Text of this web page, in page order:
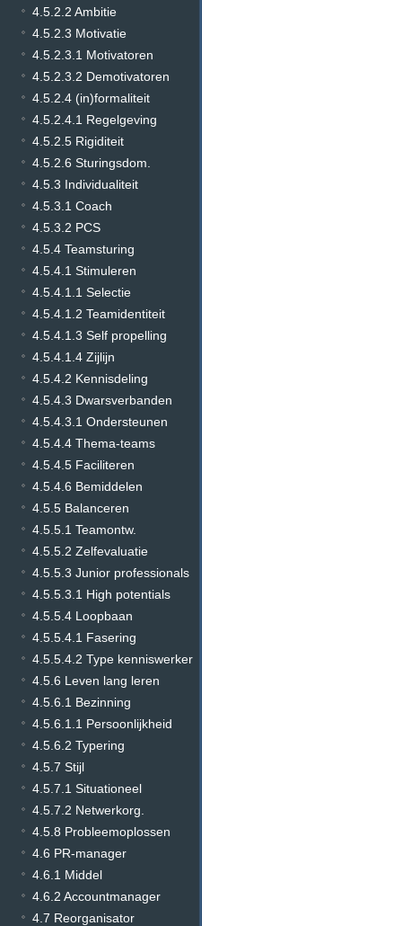
4.5.2.2 Ambitie
4.5.2.3 Motivatie
4.5.2.3.1 Motivatoren
4.5.2.3.2 Demotivatoren
4.5.2.4 (in)formaliteit
4.5.2.4.1 Regelgeving
4.5.2.5 Rigiditeit
4.5.2.6 Sturingsdom.
4.5.3 Individualiteit
4.5.3.1 Coach
4.5.3.2 PCS
4.5.4 Teamsturing
4.5.4.1 Stimuleren
4.5.4.1.1 Selectie
4.5.4.1.2 Teamidentiteit
4.5.4.1.3 Self propelling
4.5.4.1.4 Zijlijn
4.5.4.2 Kennisdeling
4.5.4.3 Dwarsverbanden
4.5.4.3.1 Ondersteunen
4.5.4.4 Thema-teams
4.5.4.5 Faciliteren
4.5.4.6 Bemiddelen
4.5.5 Balanceren
4.5.5.1 Teamontw.
4.5.5.2 Zelfevaluatie
4.5.5.3 Junior professionals
4.5.5.3.1 High potentials
4.5.5.4 Loopbaan
4.5.5.4.1 Fasering
4.5.5.4.2 Type kenniswerker
4.5.6 Leven lang leren
4.5.6.1 Bezinning
4.5.6.1.1 Persoonlijkheid
4.5.6.2 Typering
4.5.7 Stijl
4.5.7.1 Situationeel
4.5.7.2 Netwerkorg.
4.5.8 Probleemoplossen
4.6 PR-manager
4.6.1 Middel
4.6.2 Accountmanager
4.7 Reorganisator